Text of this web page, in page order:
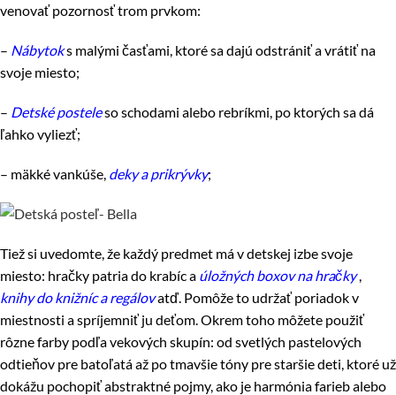
venovať pozornosť trom prvkom:
– Nábytoks malými časťami, ktoré sa dajú odstrániť a vrátiť na
svoje miesto;
– Detské posteleso schodami alebo rebríkmi, po ktorých sa dá
ľahko vyliezť;
– mäkké vankúše, deky a prikrývky;
Tiež si uvedomte, že každý predmet má v detskej izbe svoje
miesto: hračky patria do krabíc a úložných boxov na hračky,
knihy do knižníc a regálovatď. Pomôže to udržať poriadok v
miestnosti a spríjemniť ju deťom. Okrem toho môžete použiť
rôzne farby podľa vekových skupín: od svetlých pastelových
odtieňov pre batoľatá až po tmavšie tóny pre staršie deti, ktoré už
dokážu pochopiť abstraktné pojmy, ako je harmónia farieb alebo